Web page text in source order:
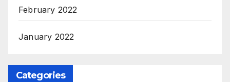
February 2022
January 2022
Categories